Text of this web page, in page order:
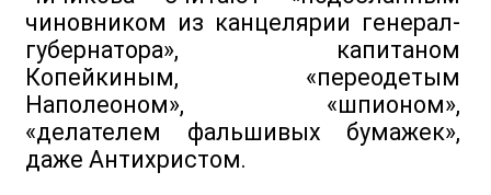
чиновником из канцелярии генерал-
губернатора», капитаном
Копейкиным, «переодетым
Наполеоном», «шпионом»,
«делателем фальшивых бумажек»,
даже Антихристом.